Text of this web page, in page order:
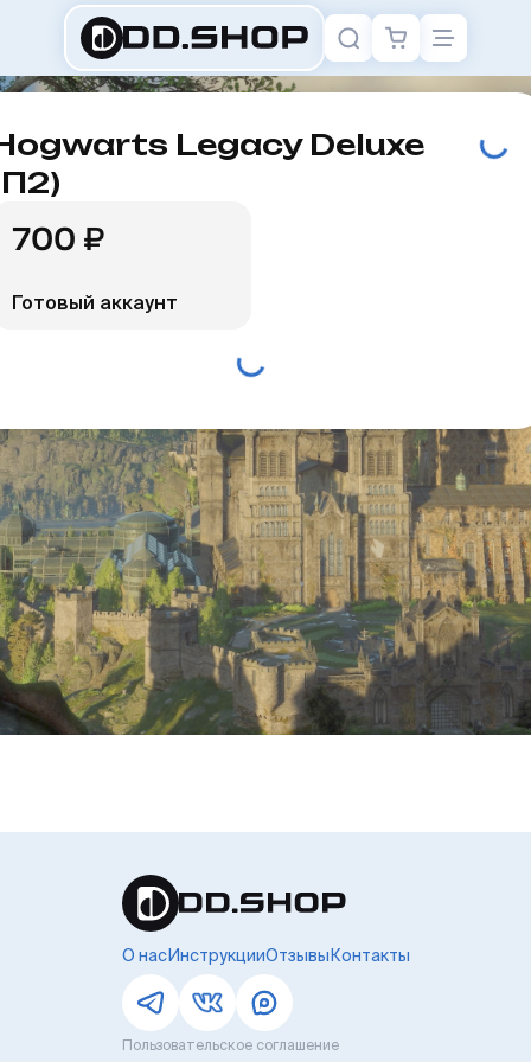
Legacy Deluxe
700 ₽
Готовый аккаунт
О насИнструкцииОтзывы Контакты
Пользовательское соглашение